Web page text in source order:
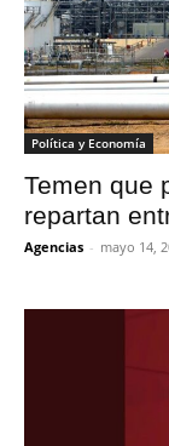
Política y Economía
Temen que
repartan
Agencias - mayo 14,